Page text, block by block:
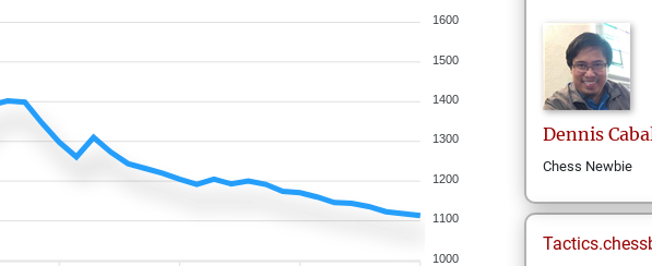
1600
1500
1400
1300
1200
1100
1000
Dennis
Chess Newbie